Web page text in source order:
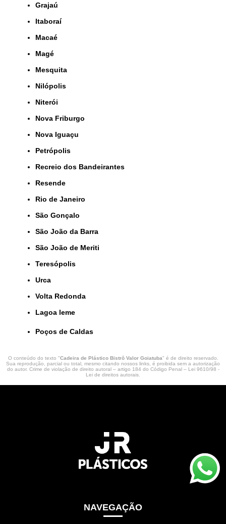
Grajaú
Itaboraí
Macaé
Magé
Mesquita
Nilópolis
Niterói
Nova Friburgo
Nova Iguaçu
Petrópolis
Recreio dos Bandeirantes
Resende
Rio de Janeiro
São Gonçalo
São João da Barra
São João de Meriti
Teresópolis
Urca
Volta Redonda
lagoa leme
Poços de Caldas
O conteúdo do texto "Cadeira de Plástico Bistrô Valor Goiatuba" é de direito reservado.
Sua reprodução, parcial ou total, mesmo citando nossos links, é proibida sem a autorização
do autor. Crime de violação de direito autoral – artigo 184 do Código Penal – Lei 9610/98 -
Lei de direitos autorais
NAVEGAÇÃO